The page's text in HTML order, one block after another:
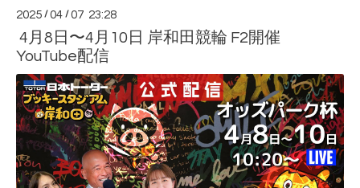
2025 /04 /07 23:28
4月8日〜4月10日 岸和田競輪 F2開催
YouTube配信